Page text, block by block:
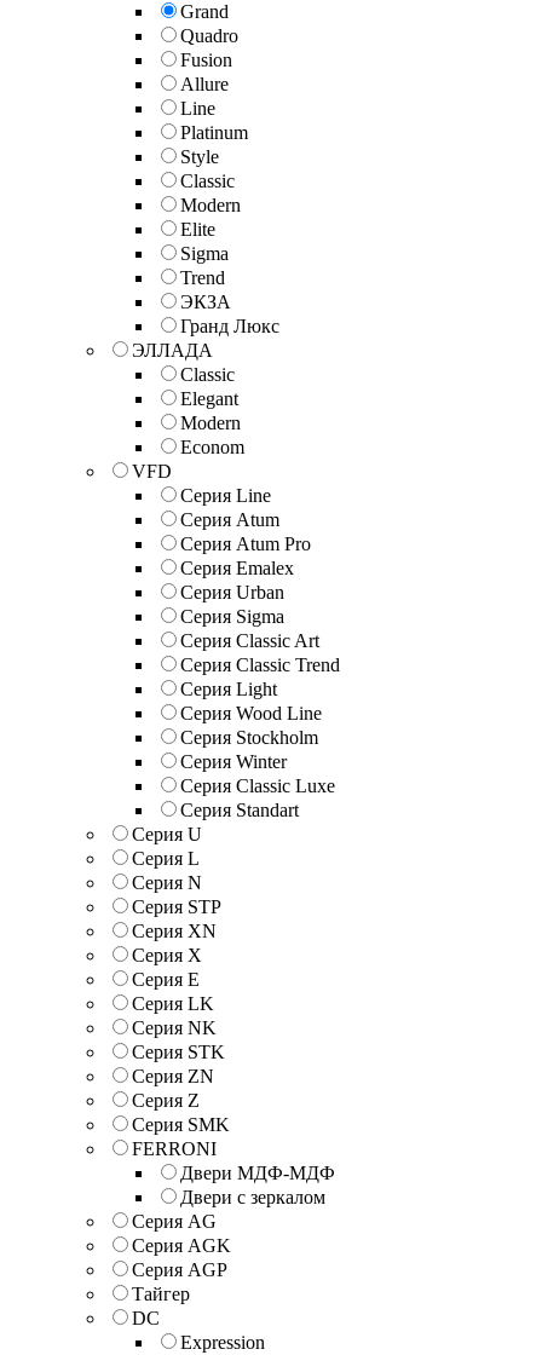
Grand
Quadro
Fusion
Allure
Line
Platinum
Style
Classic
Modern
Elite
Sigma
Trend
ЭКЗА
Гранд Люкс
ЭЛЛАДА
Classic
Elegant
Modern
Econom
VFD
Серия Line
Серия Atum
Серия Atum Pro
Серия Emalex
Серия Urban
Серия Sigma
Серия Classic Art
Серия Classic Trend
Серия Light
Серия Wood Line
Серия Stockholm
Серия Winter
Серия Classic Luxe
Серия Standart
Серия U
Серия L
Серия N
Серия STP
Серия XN
Серия Х
Серия Е
Серия LK
Серия NK
Серия STK
Серия ZN
Серия Z
Серия SMK
FERRONI
Двери МДФ-МДФ
Двери с зеркалом
Серия AG
Серия AGK
Серия AGP
Тайгер
DC
Expression